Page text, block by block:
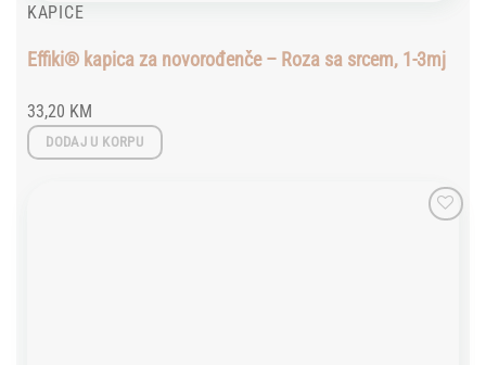
KAPICE
Effiki® kapica za novorođenče – Roza sa srcem, 1-3mj
33,20 KM
DODAJ U KORPU